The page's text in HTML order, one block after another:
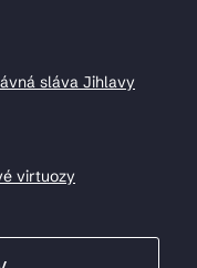
sláva Jihlavy
virtuozy